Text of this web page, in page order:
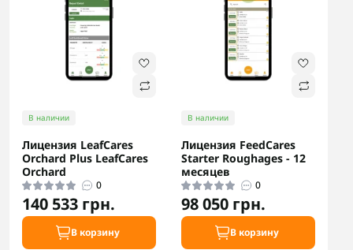
В наличии
Лицензия LeafCares
Orchard Plus LeafCares
Orchard
0
140 533 грн.
В корзину
В наличии
Лицензия FeedCares
Starter Roughages - 12
месяцев
0
98 050 грн.
В корзину